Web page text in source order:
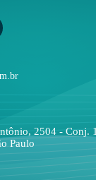
2504 - Conj.
Paulo